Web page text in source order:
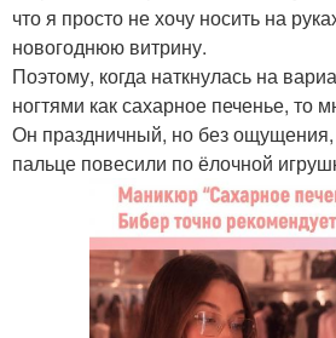
что я просто не хочу носить на
новогоднюю витрину.
Поэтому, когда наткнулась на
ногтями как сахарное печенье, то
Он праздничный, но без
пальце повесили по ёлочной